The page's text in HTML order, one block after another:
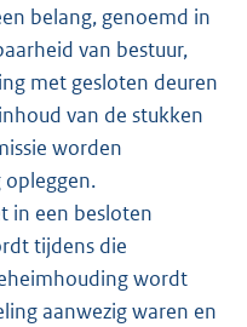
belang, genoemd in
van bestuur,
met gesloten deuren
van de stukken
worden
in een besloten
tijdens die
wordt
aanwezig waren en